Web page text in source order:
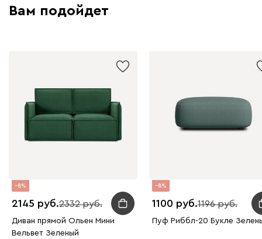
Вам подойдет
8
2145 2332
Диван прямой Ольен Мини
Вельвет Зеленый
8
1100 1196
Пуф Риббл-20 Букле